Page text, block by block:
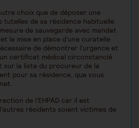
choix que de déposer une
tutelles de sa résidence habituelle
de sauvegarde avec mandat
la mise en place d'une curatelle
de démontrer l'urgence et
certificat médical circonstancié
sur la liste du procureur de la
pour sa résidence, que vous
de l'EHPAD car il est
résidents soient victimes de